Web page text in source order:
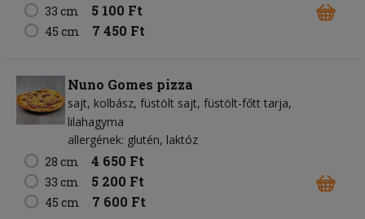
33 cm 5 100 Ft
45 cm 7 450 Ft
Nuno Gomes pizza
sajt kolbász füstölt sajt füstölt-főtt tarja
lilahagyma
allergének: glutén, laktóz
28 cm
4 650 Ft
33 cm 5 200 Ft
45 cm 7 600 Ft